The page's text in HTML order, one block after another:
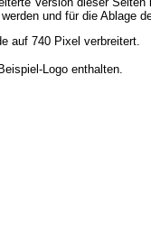
und für die Ablage
auf 740 Pixel verbreitert.
Logo enthalten.